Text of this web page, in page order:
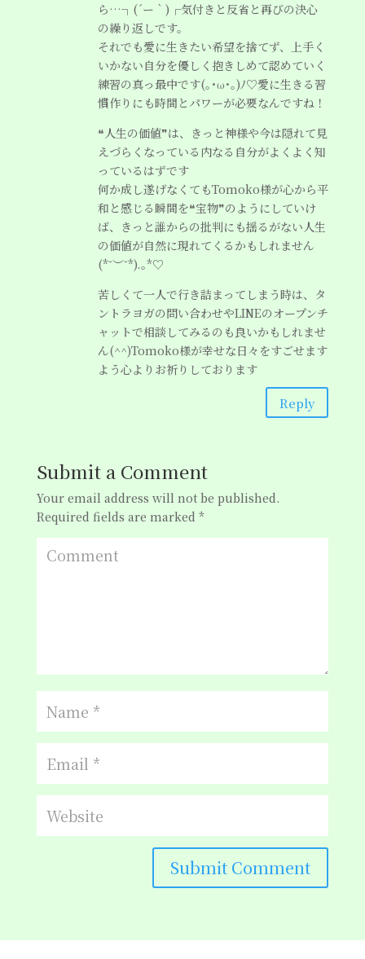
ら…┐(´ー｀)┌気付きと反省と再びの決心
の繰り返しです。
それでも愛に生きたい希望を捨てず、上手く
いかない自分を優しく抱きしめて認めていく
練習の真っ最中です(｡･ω･｡)ﾉ♡愛に生きる習
慣作りにも時間とパワーが必要なんですね！
❝人生の価値❞は、きっと神様や今は隠れて見
えづらくなっている内なる自分がよくよく知
っているはずです
何か成し遂げなくてもTomoko様が心から平
和と感じる瞬間を❝宝物❞のようにしていけ
ば、きっと誰からの批判にも揺るがない人生
の価値が自然に現れてくるかもしれません
(*˘︶˘*).｡*♡
苦しくて一人で行き詰まってしまう時は、タ
ントラヨガの問い合わせやLINEのオープンチ
ャットで相談してみるのも良いかもしれませ
ん(^^)Tomoko様が幸せな日々をすごせます
よう心よりお祈りしております
Reply
Submit a Comment
Your email address will not be published.
Required fields are marked *
Submit Comment